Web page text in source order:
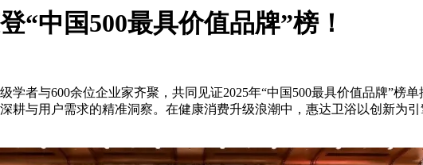
“中国500最具价值品牌”榜！
者与600余位企业家齐聚，共同见证2025年“中国500最具价值品牌”榜
耕与用户需求的精准洞察。在健康消费升级浪潮中，惠达卫浴以创新为